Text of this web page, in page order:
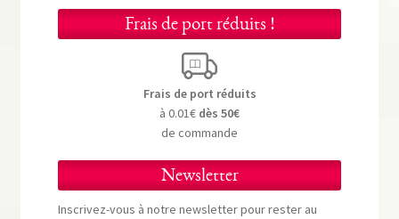
Frais de port réduits !
Frais de port réduits
à 0.01€ dès 50€
de commande
Newsletter
Inscrivez-vous à notre newsletter pour rester au